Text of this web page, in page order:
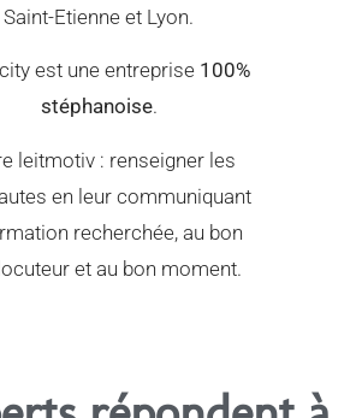
Saint-Etienne et Lyon.
est une entreprise 100%
stéphanoise.
leitmotiv : renseigner les
en leur communiquant
recherchée, au bon
et au bon moment.